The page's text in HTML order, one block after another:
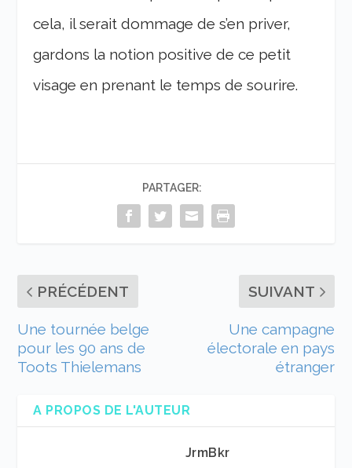
cela, il serait dommage de s’en priver,
gardons la notion positive de ce petit
visage en prenant le temps de sourire.
PARTAGER:
PRÉCÉDENT
Une tournée belge
pour les 90 ans de
Toots Thielemans
SUIVANT
Une campagne
électorale en pays
étranger
A PROPOS DE L'AUTEUR
JrmBkr